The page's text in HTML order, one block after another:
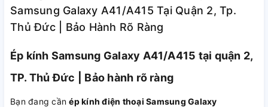
Samsung Galaxy A41/A415 Tại Quận 2, Tp.
Thủ Đức | Bảo Hành Rõ Ràng
Ép kính Samsung Galaxy A41/A415 tại quận 2,
TP. Thủ Đức | Bảo hành rõ ràng
Bạn đang cầnép kính điện thoại Samsung Galaxy